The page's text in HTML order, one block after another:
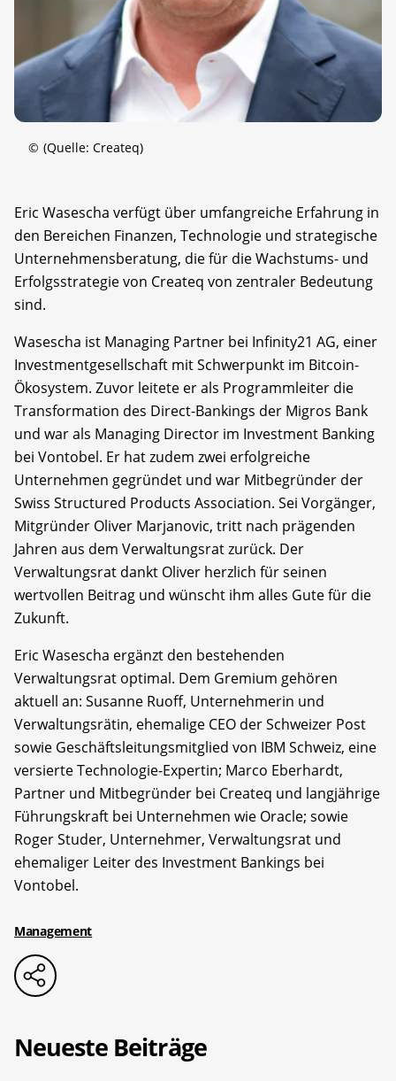
© (Quelle: Createq)
Eric Wasescha verfügt über umfangreiche Erfahrung in
den Bereichen Finanzen, Technologie und strategische
Unternehmensberatung, die für die Wachstums- und
Erfolgsstrategie von Createq von zentraler Bedeutung
sind.
Wasescha ist Managing Partner bei Infinity21 AG, einer
Investmentgesellschaft mit Schwerpunkt im Bitcoin-
Ökosystem. Zuvor leitete er als Programmleiter die
Transformation des Direct-Bankings der Migros Bank
und war als Managing Director im Investment Banking
bei Vontobel. Er hat zudem zwei erfolgreiche
Unternehmen gegründet und war Mitbegründer der
Swiss Structured Products Association. Sei Vorgänger,
Mitgründer Oliver Marjanovic, tritt nach prägenden
Jahren aus dem Verwaltungsrat zurück. Der
Verwaltungsrat dankt Oliver herzlich für seinen
wertvollen Beitrag und wünscht ihm alles Gute für die
Zukunft.
Eric Wasescha ergänzt den bestehenden
Verwaltungsrat optimal. Dem Gremium gehören
aktuell an: Susanne Ruoff, Unternehmerin und
Verwaltungsrätin, ehemalige CEO der Schweizer Post
sowie Geschäftsleitungsmitglied von IBM Schweiz, eine
versierte Technologie-Expertin; Marco Eberhardt,
Partner und Mitbegründer bei Createq und langjährige
Führungskraft bei Unternehmen wie Oracle; sowie
Roger Studer, Unternehmer, Verwaltungsrat und
ehemaliger Leiter des Investment Bankings bei
Vontobel.
Management
Neueste Beiträge